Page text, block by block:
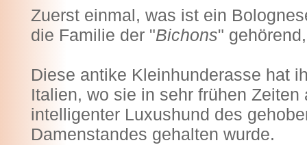
Zuerst einmal, was ist ein
die Familie der "Bichons"
Diese antike Kleinhunderasse hat
Italien, wo sie in sehr frühen Zeiten
intelligenter Luxushund des
Damenstandes gehalten wurde.